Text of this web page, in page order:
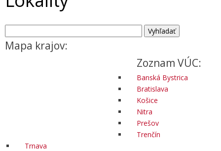
Mapa krajov:
Zoznam VÚC:
Banská Bystrica
Bratislava
Košice
Nitra
Prešov
Trenčín
Trnava